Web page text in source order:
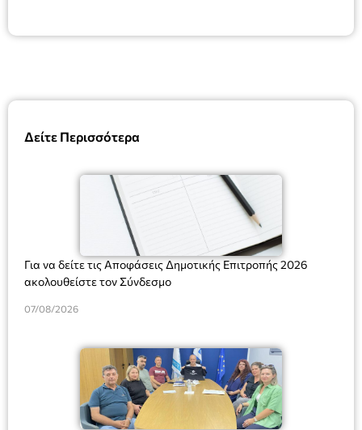
Δείτε Περισσότερα
Για να δείτε τις Αποφάσεις Δημοτικής Επιτροπής 2026
ακολουθείστε τον Σύνδεσμο
07/08/2026